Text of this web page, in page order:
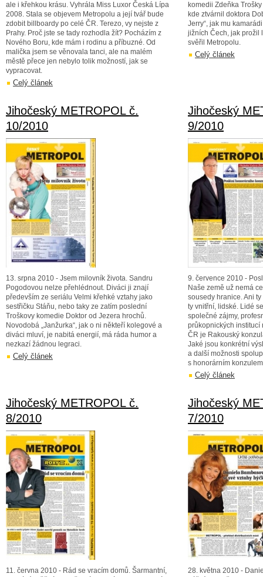
ale i křehkou krásu. Vyhrála Miss Luxor Česká Lípa
2008. Stala se objevem Metropolu a její tvář bude
zdobit billboardy po celé ČR. Terezo, vy nejste z
Prahy. Proč jste se tady rozhodla žít? Pocházím z
Nového Boru, kde mám i rodinu a příbuzné. Od
malička jsem se věnovala tanci, ale na malém
městě přece jen nebylo tolik možností, jak se
vypracovat.
Celý článek
komedii Zdeňka
kde ztvárnil doktora
Jerry“, jak mu
jižních Čech, jak prožil
svěřil Metropolu.
Celý článek
Jihočeský METROPOL č.
10/2010
13. srpna 2010 - Jsem milovník života. Sandru
Pogodovou nelze přehlédnout. Diváci ji znají
především ze seriálu Velmi křehké vztahy jako
sestřičku Stáňu, nebo taky ze zatím poslední
Troškovy komedie Doktor od Jezera hrochů.
Novodobá „Janžurka“, jak o ni někteří kolegové a
diváci mluví, je nabitá energií, má ráda humor a
nezkazí žádnou legraci.
Celý článek
Jihočeský
9/2010
9. července 2010 -
Naše země už nemá
sousedy hranice. Ani
ty vnitřní, lidské. Lidé
společné zájmy,
průkopnických
ČR je Rakouský
Jaké jsou konkrétní
a další možnosti
s honorárním
Celý článek
Jihočeský METROPOL č.
8/2010
11. června 2010 - Rád se vracím domů. Šarmantní,
Jihočeský
7/2010
28. května 2010 -